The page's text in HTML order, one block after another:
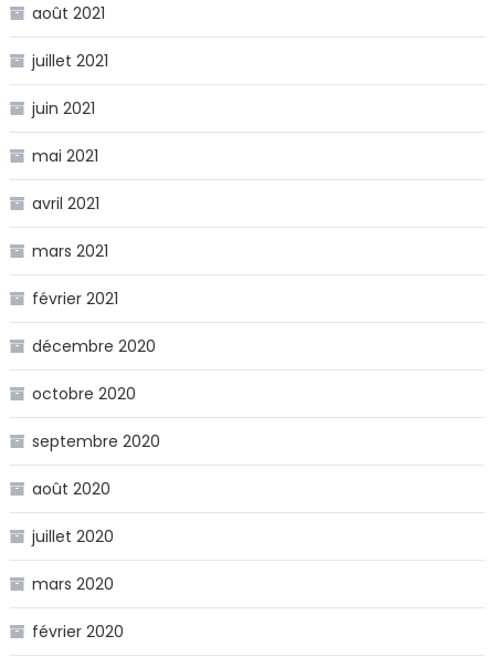
août 2021
juillet 2021
juin 2021
mai 2021
avril 2021
mars 2021
février 2021
décembre 2020
octobre 2020
septembre 2020
août 2020
juillet 2020
mars 2020
février 2020